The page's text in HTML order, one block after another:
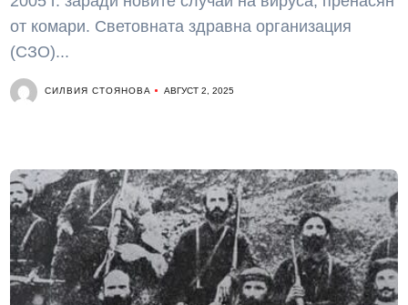
от комари. Световната здравна организация
(СЗО)...
СИЛВИЯ СТОЯНОВА АВГУСТ 2, 2025